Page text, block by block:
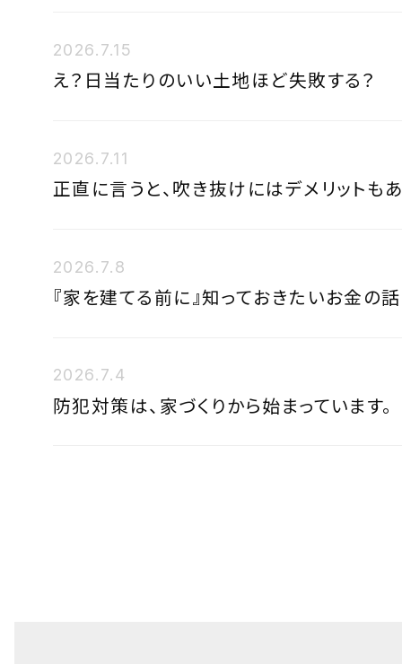
2026.7.15
え？日当たりのいい土地ほど失敗する？
2026.7.11
正直に言うと、吹き抜けにはデメリットもあ
2026.7.8
『家を建てる前に』知っておきたいお金の話
2026.7.4
防犯対策は、家づくりから始まっています。